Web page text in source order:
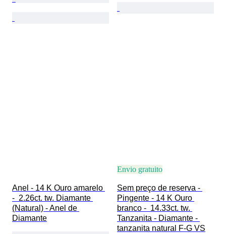
Anel - 14 K Ouro amarelo
-  2.26ct. tw. Diamante
(Natural) - Anel de
Diamante
Envio gratuito
Sem preço de reserva -
Pingente - 14 K Ouro
branco -  14.33ct. tw.
Tanzanita - Diamante -
tanzanita natural F-G VS